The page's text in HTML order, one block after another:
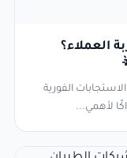
العملاء؟
الفورية
لأهمي...